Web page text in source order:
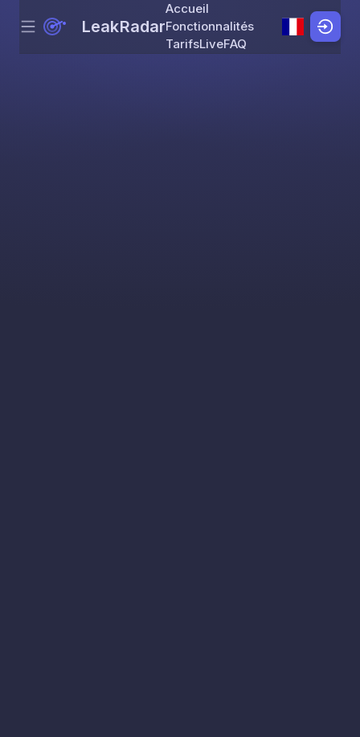
Skip to content
Menu LeakRadar
Accueil
Fonctionnalités
TarifsLiveFAQ